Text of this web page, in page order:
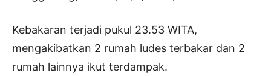
Kebakaran terjadi pukul 23.53 WITA,
mengakibatkan 2 rumah ludes terbakar dan 2
rumah lainnya ikut terdampak.